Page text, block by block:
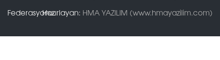
Federasyonu.Hazırlayan: HMA YAZILIM (www.hmayazilim.com)